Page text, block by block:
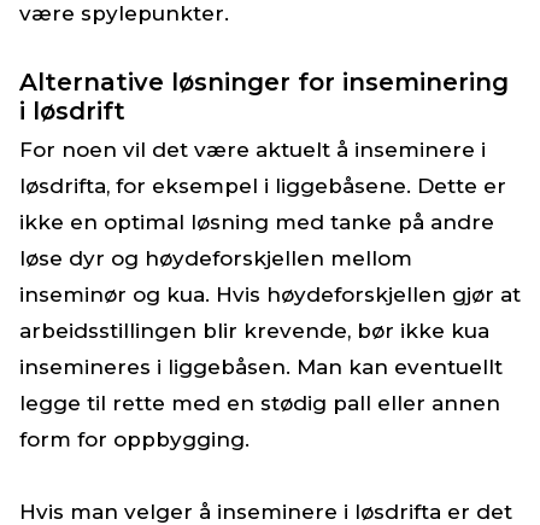
være spylepunkter.
Alternative løsninger for inseminering
i løsdrift
For noen vil det være aktuelt å inseminere i
løsdrifta, for eksempel i liggebåsene. Dette er
ikke en optimal løsning med tanke på andre
løse dyr og høydeforskjellen mellom
inseminør og kua. Hvis høydeforskjellen gjør at
arbeidsstillingen blir krevende, bør ikke kua
insemineres i liggebåsen. Man kan eventuellt
legge til rette med en stødig pall eller annen
form for oppbygging.
Hvis man velger å inseminere i løsdrifta er det